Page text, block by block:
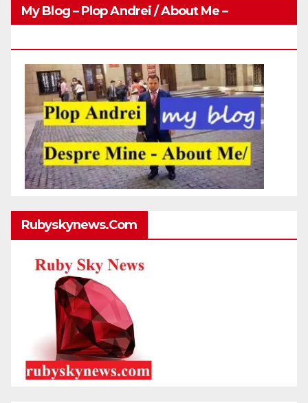
My Blog – Plop Andrei / About Me –
Rubyskynews.com